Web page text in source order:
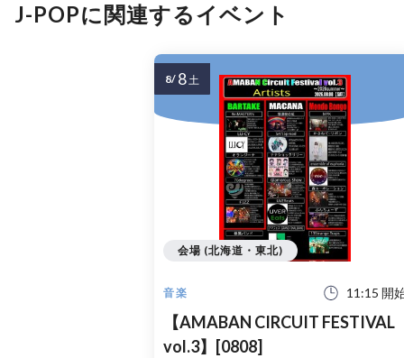
J-POPに関連するイベント
音楽 11:15 開
【AMABAN CIRCUIT FESTIVAL
vol.3】[0808]
会場 (北海道・東北)
8/ 8土